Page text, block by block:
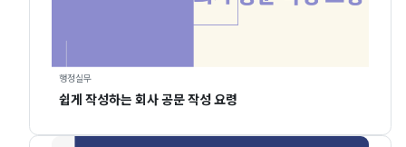
행정실무
쉽게 작성하는 회사 공문 작성 요령